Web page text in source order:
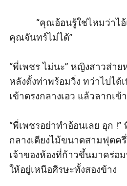
“คุณอ้อนรู้ใช่ไหมว่าไอ้เ
คุณจันทร์ไม่ได้”
“พี่เพชร ไม่นะ” หญิงสาวส่า
หลังตั้งท่าพร้อมวิ่ง ทว่าไปได้
เข้าตรงกลางเอว แล้วลากเข้
“พี่เพชรอย่าทำอ้อนเลย อุก !”
กลางเตียงไม้ขนาดสามฟุตค
เจ้าของห้องที่ก้าวขึ้นมาคร่อ
ให้อยู่เหนือศีรษะทั้งสองข้าง